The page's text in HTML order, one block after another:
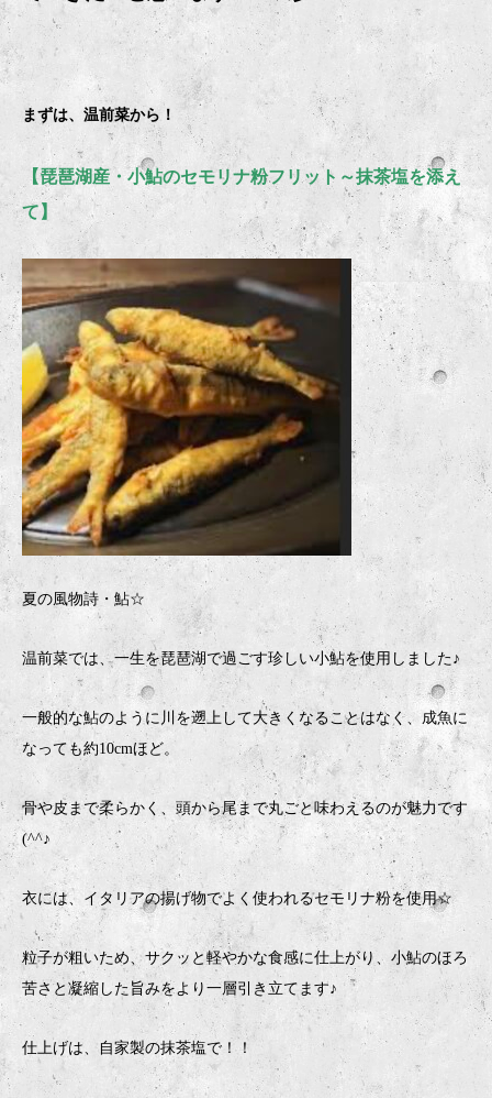
まずは、温前菜から！
【琵琶湖産・小鮎のセモリナ粉フリット～抹茶塩を添え
て】
夏の風物詩・鮎☆
温前菜では、一生を琵琶湖で過ごす珍しい小鮎を使用しました♪
一般的な鮎のように川を遡上して大きくなることはなく、成魚に
なっても約10cmほど。
骨や皮まで柔らかく、頭から尾まで丸ごと味わえるのが魅力です
(^^♪
衣には、イタリアの揚げ物でよく使われるセモリナ粉を使用☆
粒子が粗いため、サクッと軽やかな食感に仕上がり、小鮎のほろ
苦さと凝縮した旨みをより一層引き立てます♪
仕上げは、自家製の抹茶塩で！！